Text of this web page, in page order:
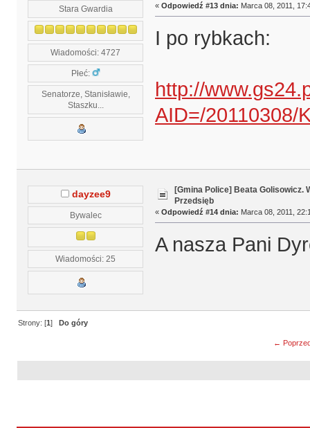
Stara Gwardia
Wiadomości: 4727
Płeć:
Senatorze, Stanisławie,
Staszku...
« Odpowiedź #13 dnia: Marca 08, 2011,
I po rybkach:
http://
AID=/20110308/
dayzee9
Bywalec
Wiadomości: 25
[Gmina Police] Beata Golisowicz.
Przedsięb
« Odpowiedź #14 dnia: Marca 08, 2011,
A nasza Pani
Strony: [1]Do góry
←